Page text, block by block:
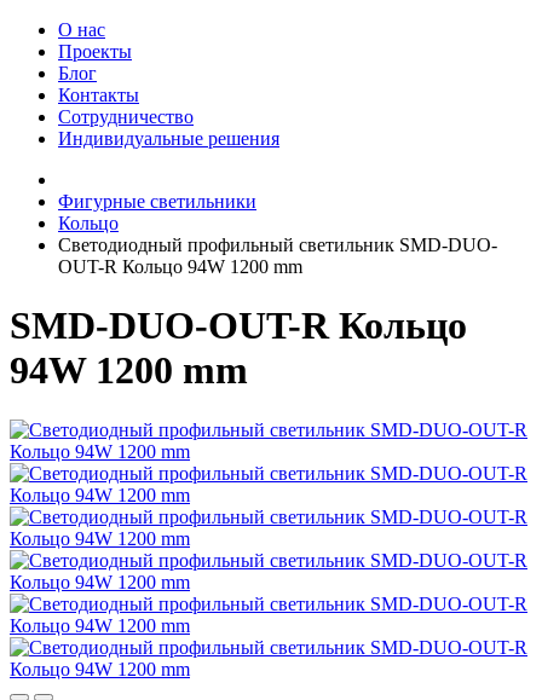
О нас
Проекты
Блог
Контакты
Сотрудничество
Индивидуальные решения
Фигурные светильники
Кольцо
Светодиодный профильный светильник SMD-DUO-
OUT-R Кольцо 94W 1200 mm
SMD-DUO-OUT-R Кольцо
94W 1200 mm